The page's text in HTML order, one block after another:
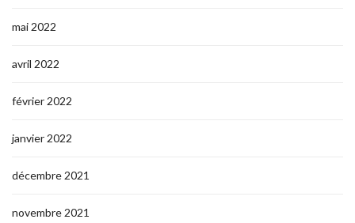
mai 2022
avril 2022
février 2022
janvier 2022
décembre 2021
novembre 2021